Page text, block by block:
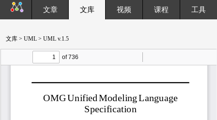
文章 文库 视频 课程 工具
文库 > UML > UML v.1.5